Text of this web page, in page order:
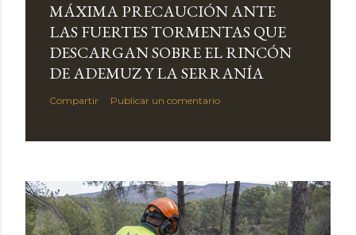
MÁXIMA PRECAUCIÓN ANTE
LAS FUERTES TORMENTAS QUE
DESCARGAN SOBRE EL RINCÓN
DE ADEMUZ Y LA SERRANÍA
Compartir Publicar un comentario